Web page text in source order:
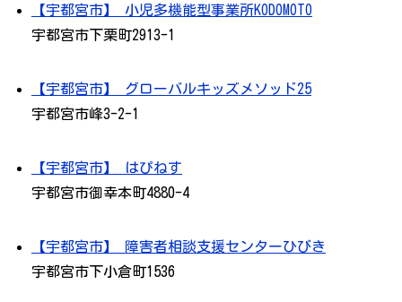
【宇都宮市】 小児多機能型事業所KODOMOTO
宇都宮市下栗町2913-1
【宇都宮市】 グローバルキッズメソッド25
宇都宮市峰3-2-1
【宇都宮市】 はぴねす
宇都宮市御幸本町4880-4
【宇都宮市】 障害者相談支援センターひびき
宇都宮市下小倉町1536